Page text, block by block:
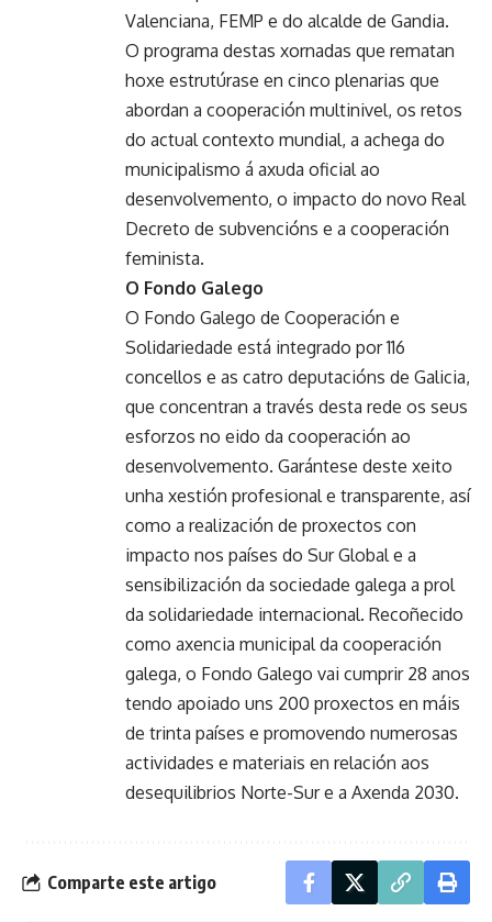
Valenciana, FEMP e do alcalde de Gandia.
O programa destas xornadas que rematan
hoxe estrutúrase en cinco plenarias que
abordan a cooperación multinivel, os retos
do actual contexto mundial, a achega do
municipalismo á axuda oficial ao
desenvolvemento, o impacto do novo Real
Decreto de subvencións e a cooperación
feminista.
O Fondo Galego
O Fondo Galego de Cooperación e
Solidariedade está integrado por 116
concellos e as catro deputacións de Galicia,
que concentran a través desta rede os seus
esforzos no eido da cooperación ao
desenvolvemento. Garántese deste xeito
unha xestión profesional e transparente, así
como a realización de proxectos con
impacto nos países do Sur Global e a
sensibilización da sociedade galega a prol
da solidariedade internacional. Recoñecido
como axencia municipal da cooperación
galega, o Fondo Galego vai cumprir 28 anos
tendo apoiado uns 200 proxectos en máis
de trinta países e promovendo numerosas
actividades e materiais en relación aos
desequilibrios Norte-Sur e a Axenda 2030.
Comparte este artigo